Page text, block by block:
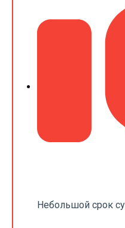
Небольшой срок